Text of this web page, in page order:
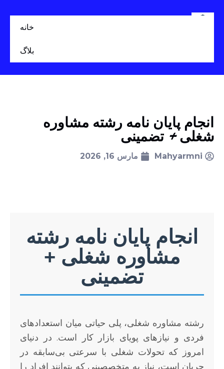
خانه
بلاگ
انجام پایان نامه رشته مشاوره
شغلی + تضمینی
Mahyarmni مارس 16, 2026
انجام پایان نامه رشته
مشاوره شغلی +
تضمینی
رشته مشاوره شغلی، پلی حیاتی میان استعدادهای
فردی و نیازهای پویای بازار کار است. در دنیای
امروز که تحولات شغلی با سرعتی بی‌سابقه در
جریان است، نیاز به متخصصینی که بتوانند افراد را